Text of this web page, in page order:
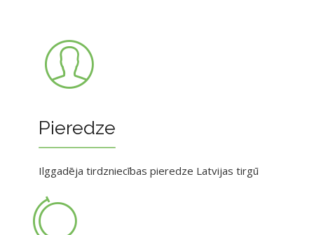
Pieredze
Ilggadēja tirdzniecības pieredze Latvijas tirgū